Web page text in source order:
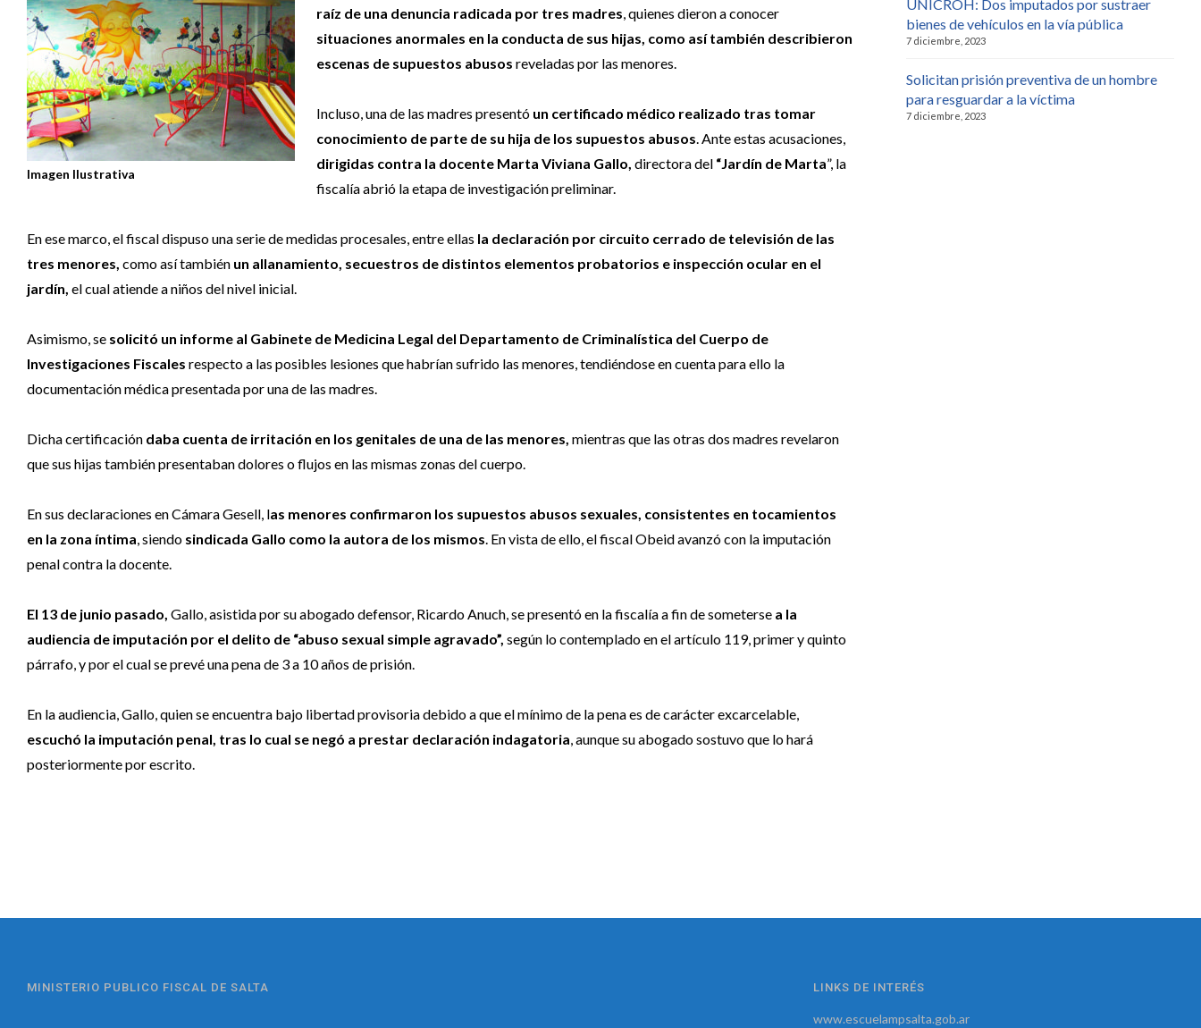
Imagen Ilustrativa
raíz de una denuncia radicada por tres madres , quienes dieron a conocer
situaciones anormales en la conducta de sus hijas, como así también describieron
escenas de supuestos abusos reveladas por las menores.
Incluso, una de las madres presentó un certificado médico realizado tras tomar
conocimiento de parte de su hija de los supuestos abusos . Ante estas acusaciones,
dirigidas contra la docente Marta Viviana Gallo, directora del “Jardín de Marta”, la
fiscalía abrió la etapa de investigación preliminar.
En ese marco, el fiscal dispuso una serie de medidas procesales, entre ellas la declaración por circuito cerrado de televisión de las
tres menores, como así también un allanamiento, secuestros de distintos elementos probatorios e inspección ocular en el
jardín, el cual atiende a niños del nivel inicial.
Asimismo, se solicitó un informe al Gabinete de Medicina Legal del Departamento de Criminalística del Cuerpo de
Investigaciones Fiscales respecto a las posibles lesiones que habrían sufrido las menores, tendiéndose en cuenta para ello la
documentación médica presentada por una de las madres.
Dicha certificación daba cuenta de irritación en los genitales de una de las menores, mientras que las otras dos madres revelaron
que sus hijas también presentaban dolores o flujos en las mismas zonas del cuerpo.
En sus declaraciones en Cámara Gesell, las menores confirmaron los supuestos abusos sexuales, consistentes en tocamientos
en la zona íntima , siendo sindicada Gallo como la autora de los mismos . En vista de ello, el fiscal Obeid avanzó con la imputación
penal contra la docente.
El 13 de junio pasado, Gallo, asistida por su abogado defensor, Ricardo Anuch, se presentó en la fiscalía a fin de someterse a la
audiencia de imputación por el delito de “abuso sexual simple agravado”, según lo contemplado en el artículo 119, primer y quinto
párrafo, y por el cual se prevé una pena de 3 a 10 años de prisión.
En la audiencia, Gallo, quien se encuentra bajo libertad provisoria debido a que el mínimo de la pena es de carácter excarcelable,
escuchó la imputación penal, tras lo cual se negó a prestar declaración indagatoria , aunque su abogado sostuvo que lo hará
posteriormente por escrito.
UNICROH: Dos imputados por sustraer
bienes de vehículos en la vía pública
7 diciembre, 2023
Solicitan prisión preventiva de un hombre
para resguardar a la víctima
7 diciembre, 2023
MINISTERIO PUBLICO FISCAL DE SALTA LINKS DE INTERÉS
www.escuelampsalta.gob.ar